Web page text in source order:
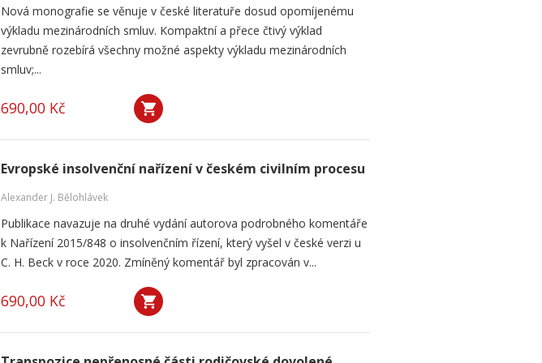
Nová monografie se věnuje v české literatuře dosud opomíjenému
výkladu mezinárodních smluv. Kompaktní a přece čtivý výklad
zevrubně rozebírá všechny možné aspekty výkladu mezinárodních
smluv;...
690,00 Kč
Evropské insolvenční nařízení v českém civilním procesu
Alexander J. Bělohlávek
Publikace navazuje na druhé vydání autorova podrobného komentáře
k Nařízení 2015/848 o insolvenčním řízení, který vyšel v české verzi u
C. H. Beck v roce 2020. Zmíněný komentář byl zpracován v...
690,00 Kč